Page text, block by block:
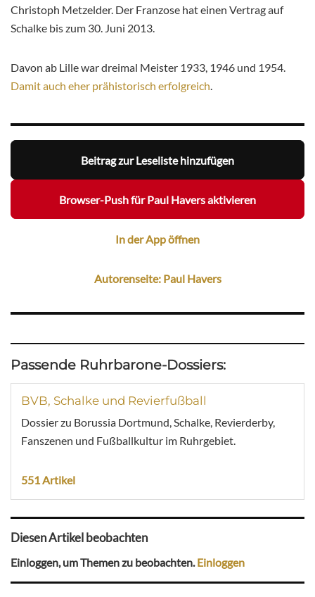
Christoph Metzelder. Der Franzose hat einen Vertrag auf
Schalke bis zum 30. Juni 2013.
Davon ab Lille war dreimal Meister 1933, 1946 und 1954.
Damit auch eher prähistorisch erfolgreich.
Beitrag zur Leseliste hinzufügen
Browser-Push für Paul Havers aktivieren
In der App öffnen
Autorenseite: Paul Havers
Passende Ruhrbarone-Dossiers:
BVB, Schalke und Revierfußball
Dossier zu Borussia Dortmund, Schalke, Revierderby,
Fanszenen und Fußballkultur im Ruhrgebiet.
551 Artikel
Diesen Artikel beobachten
Einloggen, um Themen zu beobachten.Einloggen